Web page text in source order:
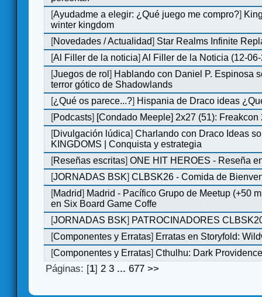
[Ayudadme a elegir: ¿Qué juego me compro?]
winter kingdom
[Novedades / Actualidad] Star Realms Infinite
[Al Filler de la noticia]Al Filler de la Noticia (12-
[Juegos de rol] Hablando con Daniel P. Espinosa
terror gótico de Shadowlands
[¿Qué os parece...?] Hispania de Draco ideas
[Podcasts] [Condado Meeple] 2x27 (51): Freakcon
[Divulgación lúdica]Charlando con Draco Ideas
KINGDOMS | Conquista y estrategia
[Reseñas escritas]ONE HIT HEROES - Reseña
[JORNADAS BSK]CLBSK26 - Comida de
[Madrid] Madrid - Pacífico Grupo de Meetup (+50
en Six Board Game Coffe
[JORNADAS BSK] PATROCINADORES
[Componentes y Erratas] Erratas en Storyfold:
[Componentes y Erratas]Cthulhu: Dark
Páginas: [1]2 3 ...677 >>